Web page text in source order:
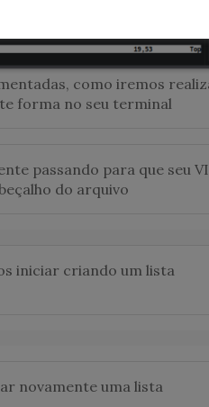
como iremos
forma no seu terminal
passando para que seu VI
do arquivo
iniciar criando um lista
novamente uma lista